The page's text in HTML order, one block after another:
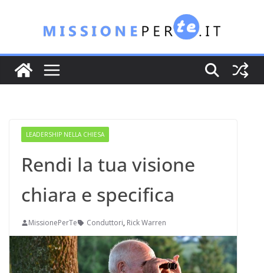
contenuto
LEADERSHIP NELLA CHIESA
Rendi la tua visione
chiara e specifica
MissionePerTe Conduttori, Rick Warren